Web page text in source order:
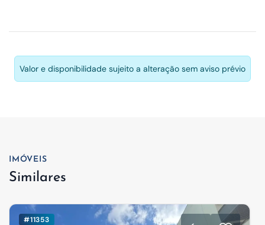
Valor e disponibilidade sujeito a alteração sem aviso prévio
IMÓVEIS
Similares
#11353